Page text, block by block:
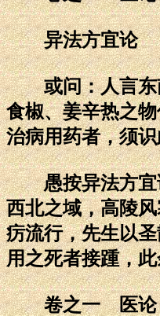
异法方宜论
或问：人言东南
食椒、姜辛热之
治病用药者，须
愚按异法方宜论
西北之域，高陵
疠流行，先生以
用之死者接踵，
卷之一 医论